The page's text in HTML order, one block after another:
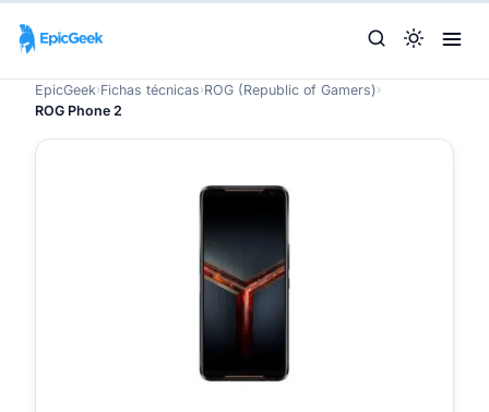
EpicGeek›Fichas técnicas›ROG (Republic of Gamers)›
ROG Phone 2